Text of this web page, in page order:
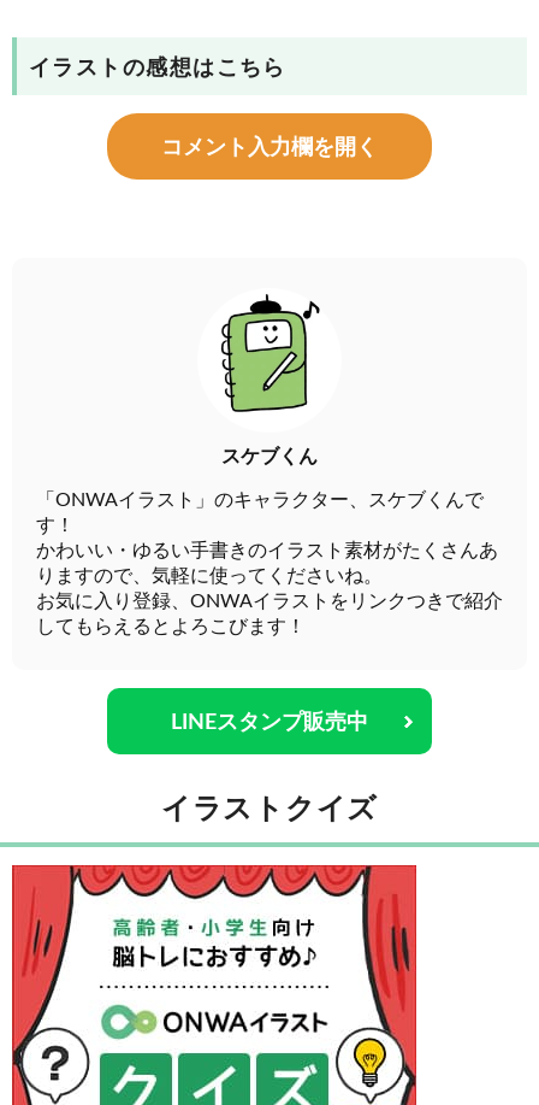
イラストの感想はこちら
コメント入力欄を開く
スケブくん
「ONWAイラスト」のキャラクター、スケブくんで
す！
かわいい・ゆるい手書きのイラスト素材がたくさんあ
りますので、気軽に使ってくださいね。
お気に入り登録、ONWAイラストをリンクつきで紹介
してもらえるとよろこびます！
LINEスタンプ販売中
イラストクイズ